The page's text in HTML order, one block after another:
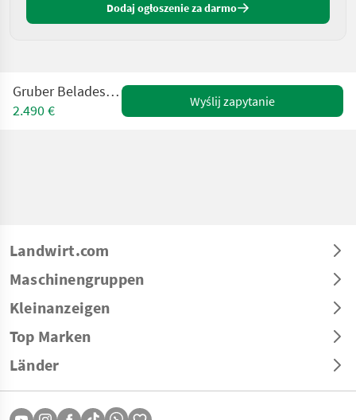
Dodaj ogłoszenie za darmo
Gruber Beladeschnecke 150
2.490 €
Wyślij zapytanie
Landwirt.com
Maschinengruppen
Kleinanzeigen
Top Marken
Länder